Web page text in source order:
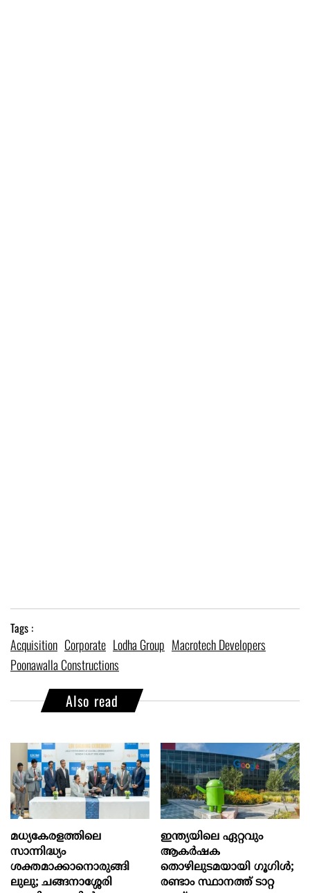
Tags :
Acquisition Corporate Lodha Group Macrotech Developers
Poonawalla Constructions
Also read
മധ്യകേരളത്തിലെ
സാന്നിദ്ധ്യം
ശക്തമാക്കാനൊരുങ്ങി
ലുലു; ചങ്ങനാശ്ശേരി
ഇന്ത്യയിലെ ഏറ്റവും
ആകര്‍ഷക
തൊഴിലുടമയായി ഗൂഗിള്‍;
രണ്ടാം സ്ഥാനത്ത് ടാറ്റ